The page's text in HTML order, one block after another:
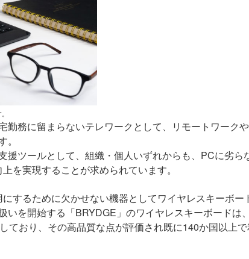
勤務に留まらないテレワークとして、リモートワーク
ツールとして、組織・個人いずれからも、 PCに劣ら
を実現することが求められています。
するために欠かせない機器としてワイヤレスキーボー
いを開始する「BRYDGE 」のワイヤレスキーボードは、
ており、その高品質な点が評価され既に140か国以上